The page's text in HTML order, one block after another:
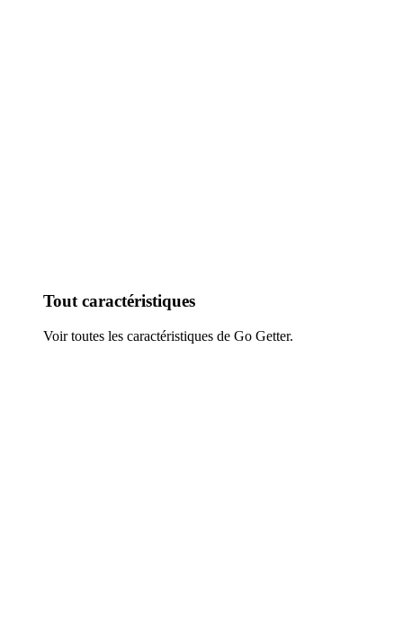
Tout caractéristiques
Voir toutes les caractéristiques de Go Getter.